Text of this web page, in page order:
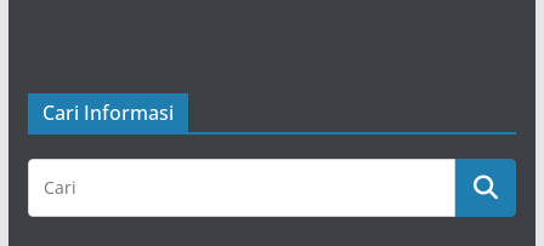
Cari Informasi